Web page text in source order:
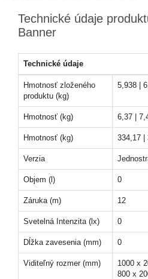
Technické údaje
Banner
Technické údaje
Hmotnosť zloženého
produktu (kg)
5,938 |
Hmotnosť (kg) 6,37 |
Hmotnosť (kg) 334,17 |
Verzia
Objem (l) 0
Záruka (m) 12
Svetelná Intenzita (lx) 0
Dĺžka zavesenia (mm) 0
Viditeľný rozmer (mm)
1000 x
800 x